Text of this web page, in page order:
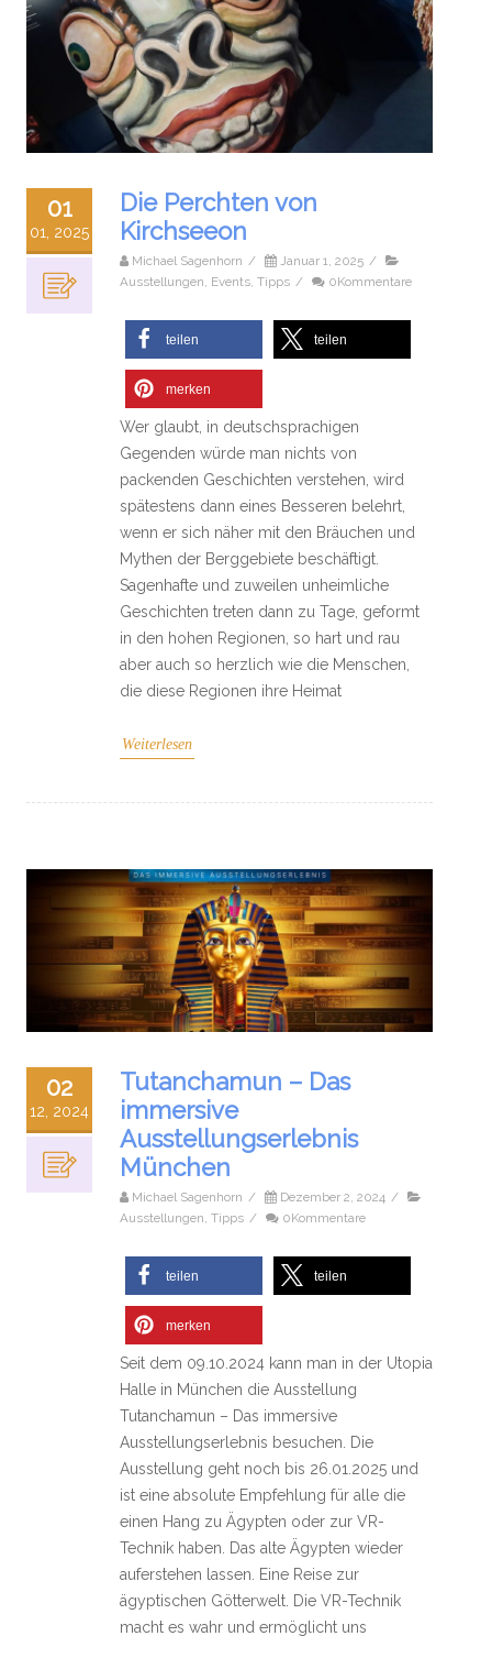
01
01, 2025
Die Perchten von
Kirchseeon
Michael Sagenhorn / Januar 1, 2025 /
Ausstellungen, Events, Tipps / 0Kommentare
teilen teilen
merken
Wer glaubt, in deutschsprachigen
Gegenden würde man nichts von
packenden Geschichten verstehen, wird
spätestens dann eines Besseren belehrt,
wenn er sich näher mit den Bräuchen und
Mythen der Berggebiete beschäftigt.
Sagenhafte und zuweilen unheimliche
Geschichten treten dann zu Tage, geformt
in den hohen Regionen, so hart und rau
aber auch so herzlich wie die Menschen,
die diese Regionen ihre Heimat
Weiterlesen
02
12, 2024
Tutanchamun – Das
immersive
Ausstellungserlebnis
München
Michael Sagenhorn / Dezember 2, 2024 /
Ausstellungen, Tipps / 0Kommentare
teilen teilen
merken
Seit dem 09.10.2024 kann man in der Utopia
Halle in München die Ausstellung
Tutanchamun – Das immersive
Ausstellungserlebnis besuchen. Die
Ausstellung geht noch bis 26.01.2025 und
ist eine absolute Empfehlung für alle die
einen Hang zu Ägypten oder zur VR-
Technik haben. Das alte Ägypten wieder
auferstehen lassen. Eine Reise zur
ägyptischen Götterwelt. Die VR-Technik
macht es wahr und ermöglicht uns